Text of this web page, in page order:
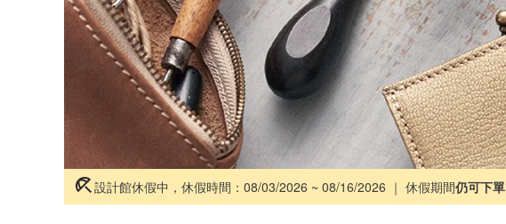
設計館休假中，休假時間：08/03/2026 ~ 08/16/2026 ｜ 休假期間仍可下單